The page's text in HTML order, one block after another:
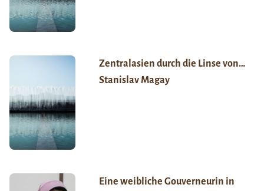
Zentralasien durch die Linse von…
Stanislav Magay
Eine weibliche Gouverneurin in